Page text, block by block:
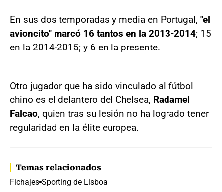
En sus dos temporadas y media en Portugal, "el
avioncito" marcó 16 tantos en la 2013-2014; 15
en la 2014-2015; y 6 en la presente.
Otro jugador que ha sido vinculado al fútbol
chino es el delantero del Chelsea, Radamel
Falcao, quien tras su lesión no ha logrado tener
regularidad en la élite europea.
Temas relacionados
Fichajes Sporting de Lisboa